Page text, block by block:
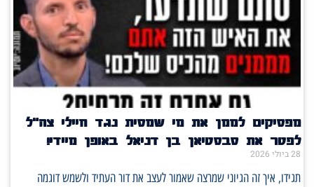
מפסיקים לממן את מי שמסית נגד חיילי צה"ל
לפטר את סבסטיאן בן דניאל באופן מיידי!
28 ביולי 2026
תגידו, איך זה הגיוני שמרצה שאמור לעצב את דור העתיד ולשמש דוגמה